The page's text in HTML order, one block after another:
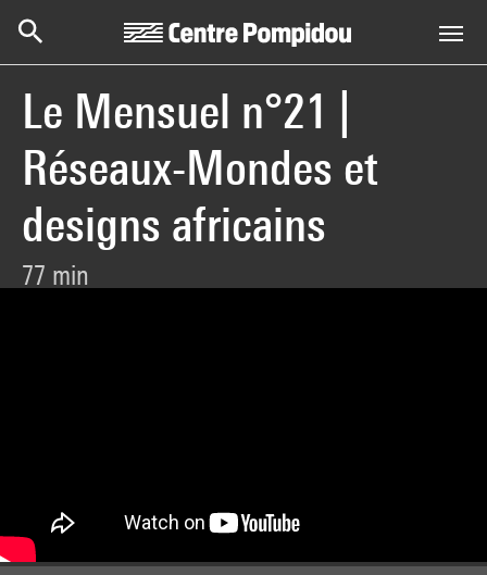
Le Mensuel n°21 |
Réseaux-Mondes et
designs africains
77 min